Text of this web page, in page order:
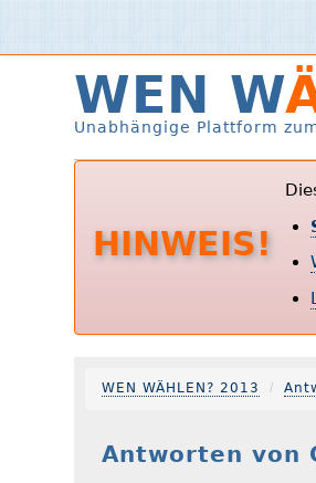
WEN W
Unabhängige Plattform
HINWEIS!
WEN WÄHLEN? 2013
Antworten von